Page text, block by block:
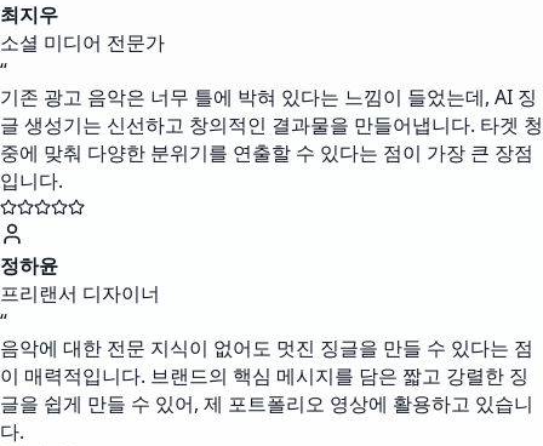
최지우
소셜 미디어 전문가
“
기존 광고 음악은 너무 틀에 박혀 있다는 느낌이 들었는데, AI 징
글 생성기는 신선하고 창의적인 결과물을 만들어냅니다. 타겟 청
중에 맞춰 다양한 분위기를 연출할 수 있다는 점이 가장 큰 장점
입니다.
정하윤
프리랜서 디자이너
“
음악에 대한 전문 지식이 없어도 멋진 징글을 만들 수 있다는 점
이 매력적입니다. 브랜드의 핵심 메시지를 담은 짧고 강렬한 징
글을 쉽게 만들 수 있어, 제 포트폴리오 영상에 활용하고 있습니
다.